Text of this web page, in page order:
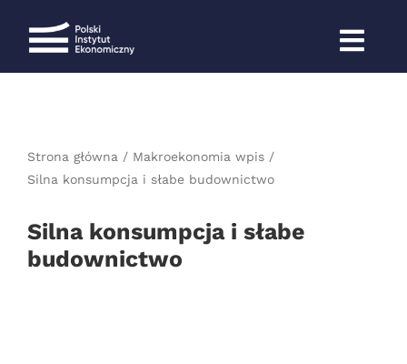
Strona główna
Makroekonomia wpis
Silna konsumpcja i słabe budownictwo
Silna konsumpcja i słabe
budownictwo